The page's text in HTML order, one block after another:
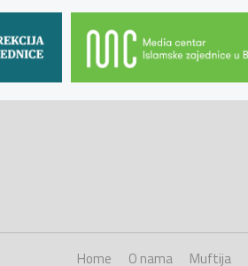
Home O nama Muftija